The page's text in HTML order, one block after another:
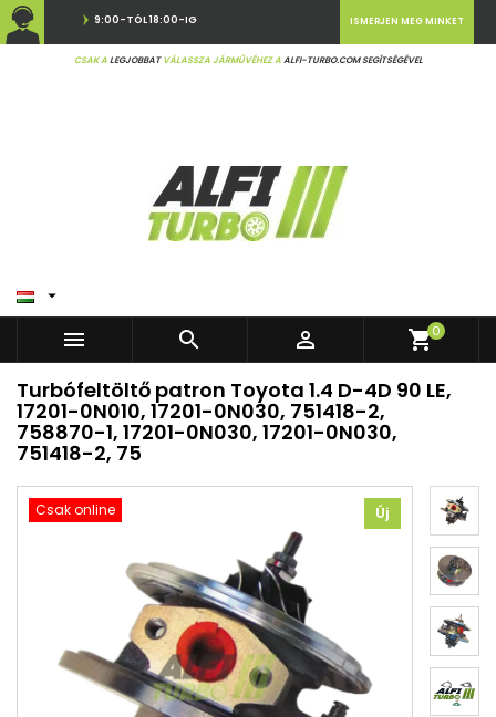
9:00-TÓL 18:00-IG
CSAK ALEGJOBBATVÁLASSZA JÁRMŰVÉHEZ AALFI-TURBO.COM SEGÍTSÉGÉVEL
ISMERJEN MEG MINKET

   shopping_cart0
Turbófeltöltő patron Toyota 1.4 D-4D 90 LE,
17201-0N010, 17201-0N030, 751418-2,
758870-1, 17201-0N030, 17201-0N030,
751418-2, 75
Csak online Új